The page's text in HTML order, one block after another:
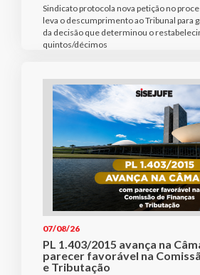
Sindicato protocola nova petição no
leva o descumprimento ao Tribunal para
da decisão que determinou o
quintos/décimos
07/08/26
PL 1.403/2015 avança na
parecer favorável na
e Tributação